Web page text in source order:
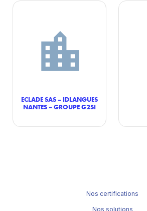
ECLADE SAS – IDLANGUES
NANTES – GROUPE G2SI
Nos certifications
Nos solutions